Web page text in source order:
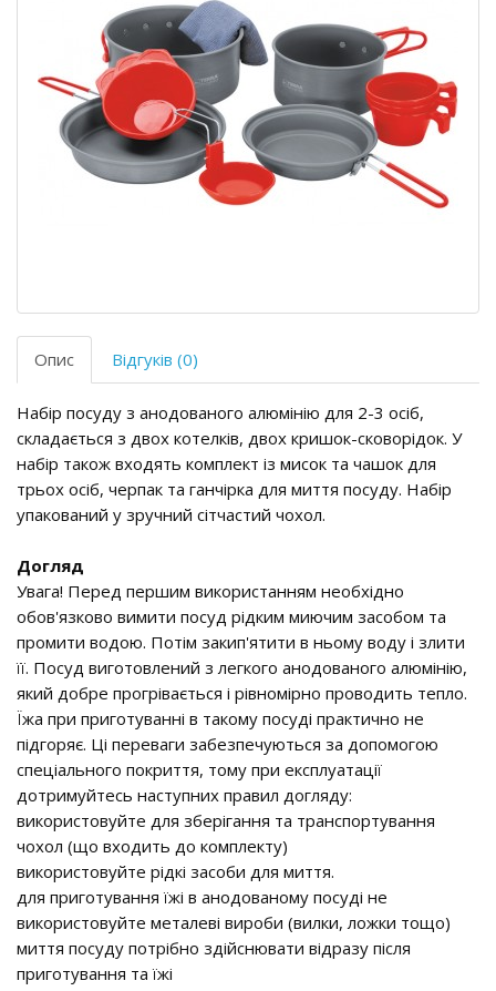
Опис Відгуків (0)
Набір посуду з анодованого алюмінію для 2-3 осіб,
складається з двох котелків, двох кришок-сковорідок. У
набір також входять комплект із мисок та чашок для
трьох осіб, черпак та ганчірка для миття посуду. Набір
упакований у зручний сітчастий чохол.
Догляд
Увага! Перед першим використанням необхідно
обов'язково вимити посуд рідким миючим засобом та
промити водою. Потім закип'ятити в ньому воду і злити
її. Посуд виготовлений з легкого анодованого алюмінію,
який добре прогрівається і рівномірно проводить тепло.
Їжа при приготуванні в такому посуді практично не
підгоряє. Ці переваги забезпечуються за допомогою
спеціального покриття, тому при експлуатації
дотримуйтесь наступних правил догляду:
використовуйте для зберігання та транспортування
чохол (що входить до комплекту)
використовуйте рідкі засоби для миття.
для приготування їжі в анодованому посуді не
використовуйте металеві вироби (вилки, ложки тощо)
миття посуду потрібно здійснювати відразу після
приготування та їжі